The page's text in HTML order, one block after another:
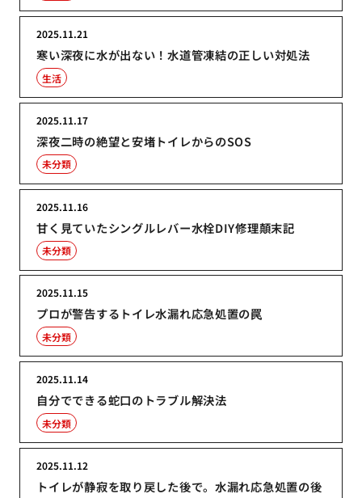
寒い深夜に水が出ない！水道管凍結の正しい対処法
2025.11.21
生活
深夜二時の絶望と安堵トイレからのSOS
2025.11.17
未分類
甘く見ていたシングルレバー水栓DIY修理顛末記
2025.11.16
未分類
プロが警告するトイレ水漏れ応急処置の罠
2025.11.15
未分類
自分でできる蛇口のトラブル解決法
2025.11.14
未分類
トイレが静寂を取り戻した後で。水漏れ応急処置の後
2025.11.12